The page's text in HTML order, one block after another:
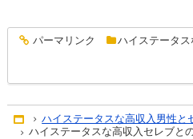
entry1324
パーマリンク ハイステータ
Home
ハイステータスな高収入男性と
ハイステータスな高収入セレブと